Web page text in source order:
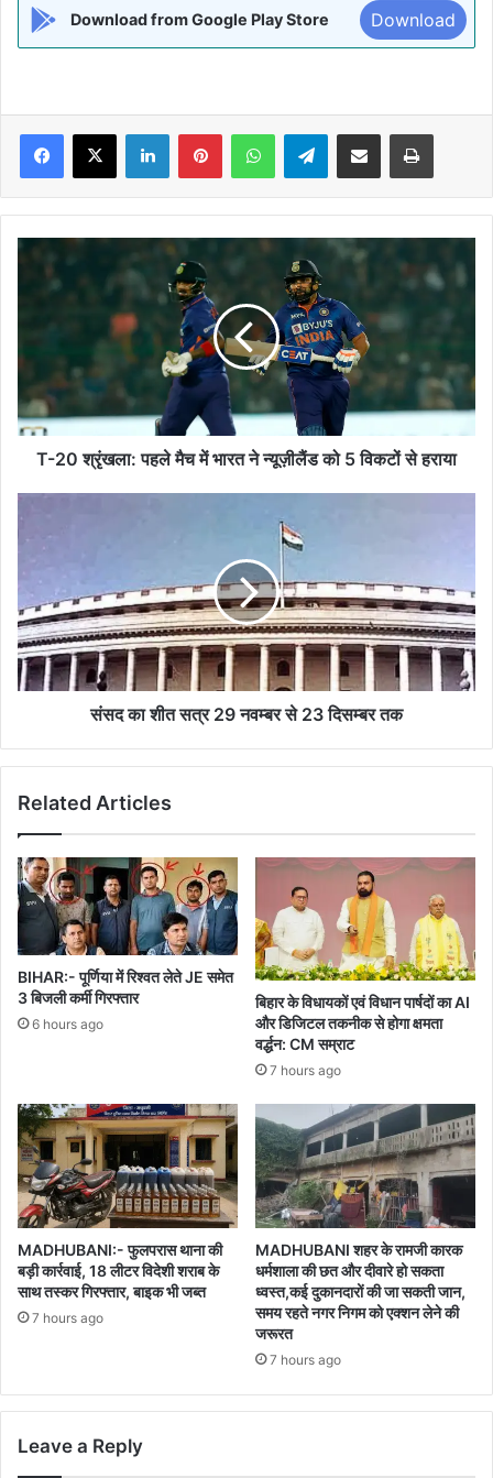
Download from Google Play Store Download
Facebook
X LinkedInPinterestWhatsAppTelegramShare via Email Print
T-
श्रृंखला:
में
भारत
ने
न्यूज़ीलैंड
विकटों
से
हराया
T-20 श्रृंखला: पहले मैच में भारत ने न्यूज़ीलैंड को 5 विकटों से हराया
संसद
का
शीत
सत्र
29
नवम्बर
से
23
दिसम्बर
संसद का शीत सत्र 29 नवम्बर से 23 दिसम्बर तक
Related Articles
BIHAR:- पूर्णिया में रिश्वत लेते JE समेत
3 बिजली कर्मी गिरफ्तार
6 hours ago
बिहार के विधायकों एवं विधान पार्षदों का AI
और डिजिटल तकनीक से होगा क्षमता
वर्द्धन: CM सम्राट
7 hours ago
MADHUBANI:- फुलपरास थाना की
बड़ी कार्रवाई, 18 लीटर विदेशी शराब के
साथ तस्कर गिरफ्तार, बाइक भी जब्त
7 hours ago
MADHUBANI शहर के रामजी कारक
धर्मशाला की छत और दीवारे हो सकता
ध्वस्त,कई दुकानदारों की जा सकती जान,
समय रहते नगर निगम को एक्शन लेने की
जरूरत
7 hours ago
Leave a Reply